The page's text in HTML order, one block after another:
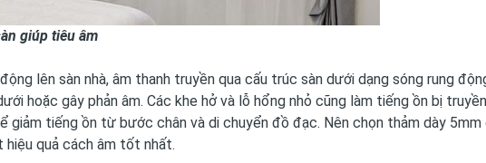
giúp tiêu âm
lên sàn nhà, âm thanh truyền qua cấu trúc sàn dưới dạng sóng rung
hoặc gây phản âm. Các khe hở và lỗ hổng nhỏ cũng làm tiếng ồn bị
giảm tiếng ồn từ bước chân và di chuyển đồ đạc. Nên chọn thảm dày
quả cách âm tốt nhất.